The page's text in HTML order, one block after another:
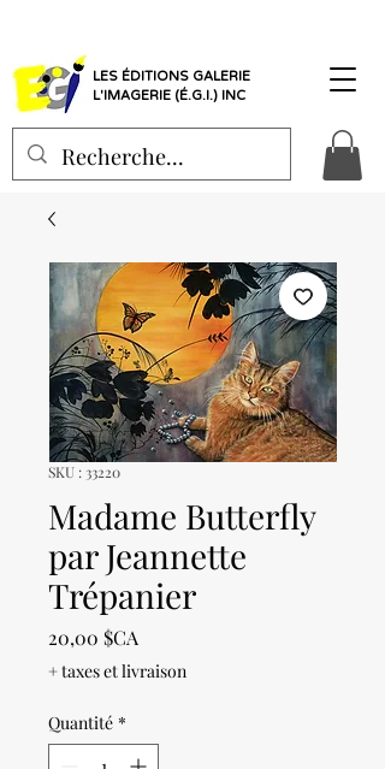
LES ÉDITIONS GALERIE
L'IMAGERIE (É.G.I.) INC
SKU : 33220
Madame Butterfly
par Jeannette
Trépanier
20,00 $CA
+ taxes et livraison
Quantité *